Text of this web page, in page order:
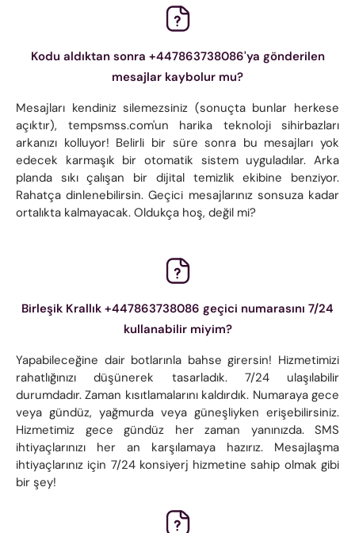
Kodu aldıktan sonra +447863738086'ya gönderilen
mesajlar kaybolur mu?
Mesajları kendiniz silemezsiniz (sonuçta bunlar herkese
açıktır), tempsmss.com'un harika teknoloji sihirbazları
arkanızı kolluyor! Belirli bir süre sonra bu mesajları yok
edecek karmaşık bir otomatik sistem uyguladılar. Arka
planda sıkı çalışan bir dijital temizlik ekibine benziyor.
Rahatça dinlenebilirsin. Geçici mesajlarınız sonsuza kadar
ortalıkta kalmayacak. Oldukça hoş, değil mi?
Birleşik Krallık +447863738086 geçici numarasını 7/24
kullanabilir miyim?
Yapabileceğine dair botlarınla ​​bahse girersin! Hizmetimizi
rahatlığınızı düşünerek tasarladık. 7/24 ulaşılabilir
durumdadır. Zaman kısıtlamalarını kaldırdık. Numaraya gece
veya gündüz, yağmurda veya güneşliyken erişebilirsiniz.
Hizmetimiz gece gündüz her zaman yanınızda. SMS
ihtiyaçlarınızı her an karşılamaya hazırız. Mesajlaşma
ihtiyaçlarınız için 7/24 konsiyerj hizmetine sahip olmak gibi
bir şey!